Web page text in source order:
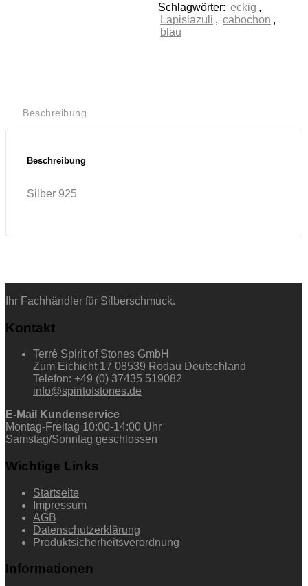
Schlagwörter: eckig ,
Lapislazuli , cabochon ,
blau
Beschreibung
Beschreibung
Silber 925
Ihr Fachhändler für Silberschmuck.
Kontakt
Terré Spirit of Stones GmbH
Zum Eichicht 17 08539 Rodau Deutschland
Telefon: +49 (0) 37435 519082
info@spiritofstones.de
E-Mail Kundenservice
Montag-Freitag 10:00-14:00 Uhr
Samstag/Sonntag geschlossen
Wichtige Links
Startseite
Impressum
AGB
Datenschutzerklärung
Produktsicherheitsverordnung
Informationen